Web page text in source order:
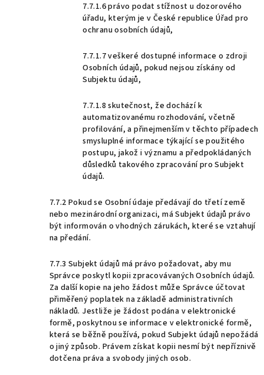
7.7.1.6 právo podat stížnost u dozorového
úřadu, kterým je v České republice Úřad pro
ochranu osobních údajů,
7.7.1.7 veškeré dostupné informace o zdroji
Osobních údajů, pokud nejsou získány od
Subjektu údajů,
7.7.1.8 skutečnost, že dochází k
automatizovanému rozhodování, včetně
profilování, a přinejmenším v těchto případech
smysluplné informace týkající se použitého
postupu, jakož i významu a předpokládaných
důsledků takového zpracování pro Subjekt
údajů.
7.7.2 Pokud se Osobní údaje předávají do třetí země
nebo mezinárodní organizaci, má Subjekt údajů právo
být informován o vhodných zárukách, které se vztahují
na předání.
7.7.3 Subjekt údajů má právo požadovat, aby mu
Správce poskytl kopii zpracovávaných Osobních údajů.
Za další kopie na jeho žádost může Správce účtovat
přiměřený poplatek na základě administrativních
nákladů. Jestliže je žádost podána v elektronické
formě, poskytnou se informace v elektronické formě,
která se běžně používá, pokud Subjekt údajů nepožádá
o jiný způsob. Právem získat kopii nesmí být nepříznivě
dotčena práva a svobody jiných osob.